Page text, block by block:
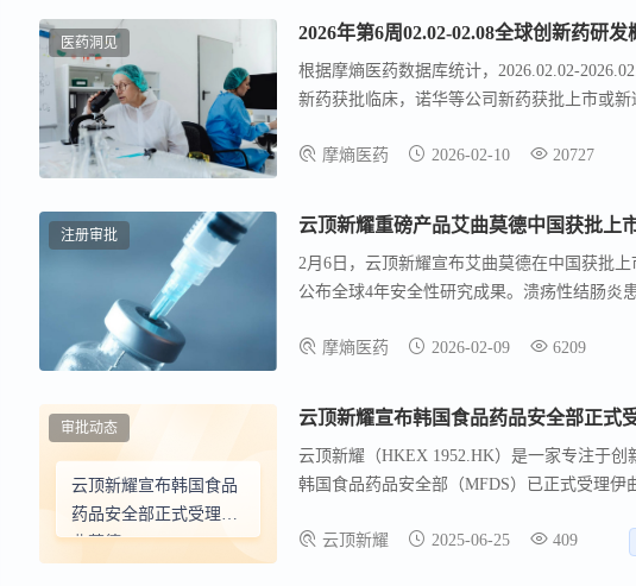
医药洞见 2026年第6周02.02-02.08全球创新药研发
根据摩熵医药数据库统计，2026.02.02-
新药获批临床，诺华等公司新药获批上市或
摩熵医药
2026-02-10 20727
注册审批 云顶新耀重磅产品艾曲莫德中国获批上
2月6日，云顶新耀宣布艾曲莫德在中国获批
公布全球4年安全性研究成果。溃疡性结肠炎
摩熵医药
2026-02-09 6209
云顶新耀宣布韩国食品
药品安全部正式受理伊
曲莫德
审批动态
云顶新耀（HKEX 1952.HK）是一家专注于
韩国食品药品安全部（MFDS）已正式受理
港获批之后，其在亚洲市场的准入取得重要
云顶新耀 2025-06-25 409